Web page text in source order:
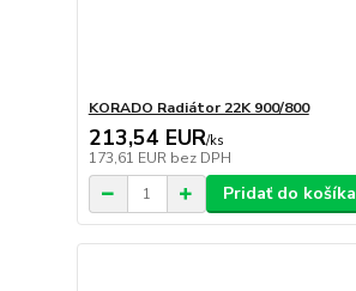
KORADO Radiátor 22K 900/800
213,54 EUR/ks
173,61 EUR bez DPH
Pridať do košíka